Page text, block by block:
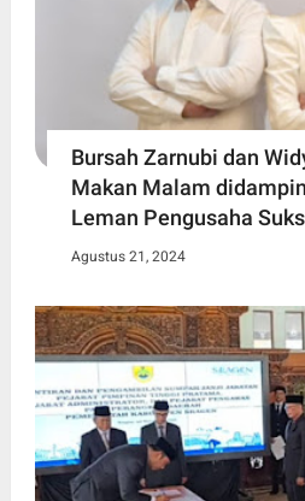
Bursah Zarnubi dan
Makan Malam
Leman Pengusaha
Agustus 21, 2024